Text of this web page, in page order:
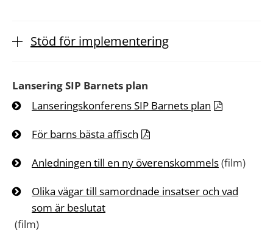
Stöd för implementering
Lansering SIP Barnets plan
Lanseringskonferens SIP Barnets plan
För barns bästa affisch
Anledningen till en ny överenskommels(film)
Olika vägar till samordnade insatser och vad
som är beslutat
(film)